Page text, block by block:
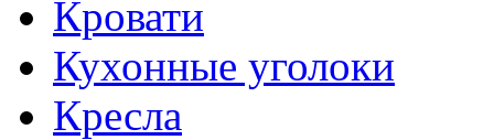
Кровати
Кухонные уголоки
Кресла